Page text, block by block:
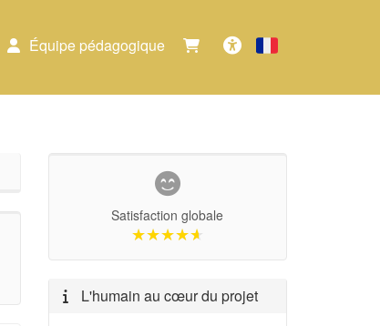
Équipe pédagogique
Français
Satisfaction globale
★★★★★
★★★★★
L'humain au cœur du projet